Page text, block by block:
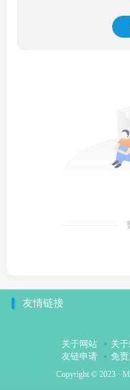
友情链接
关于网站 关
友链申请
免责
Copyright © 2023 ·